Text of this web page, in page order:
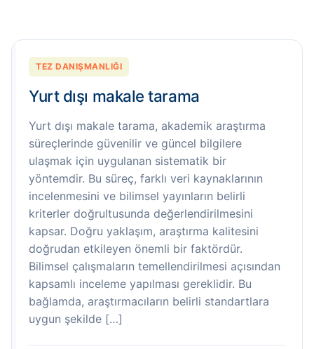
TEZ DANIŞMANLIĞI
Yurt dışı makale tarama
Yurt dışı makale tarama, akademik araştırma
süreçlerinde güvenilir ve güncel bilgilere
ulaşmak için uygulanan sistematik bir
yöntemdir. Bu süreç, farklı veri kaynaklarının
incelenmesini ve bilimsel yayınların belirli
kriterler doğrultusunda değerlendirilmesini
kapsar. Doğru yaklaşım, araştırma kalitesini
doğrudan etkileyen önemli bir faktördür.
Bilimsel çalışmaların temellendirilmesi açısından
kapsamlı inceleme yapılması gereklidir. Bu
bağlamda, araştırmacıların belirli standartlara
uygun şekilde […]